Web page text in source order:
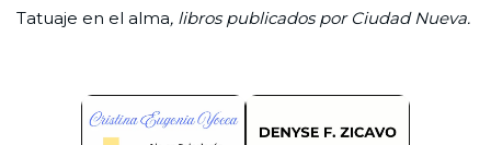
Tatuaje en el alma, libros publicados por Ciudad Nueva.